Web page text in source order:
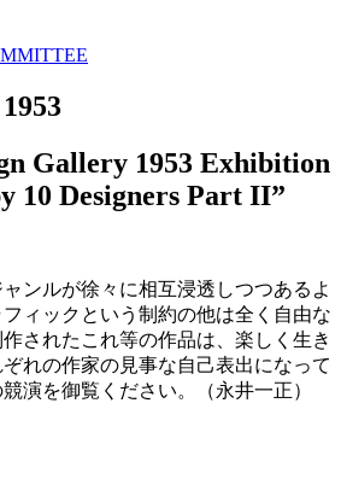
Gallery 1953 Exhibition
10 Designers Part II”
ンルが徐々に相互浸透しつつあるよ
ィックという制約の他は全く自由な
されたこれ等の作品は、楽しく生き
れの作家の見事な自己表出になって
演を御覧ください。（永井一正）